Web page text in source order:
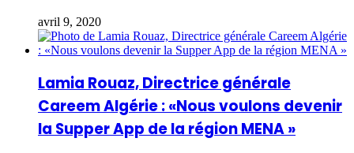
avril 9, 2020
Lamia Rouaz, Directrice générale
Careem Algérie : «Nous voulons devenir
la Supper App de la région MENA »